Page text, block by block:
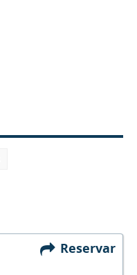
Reservar